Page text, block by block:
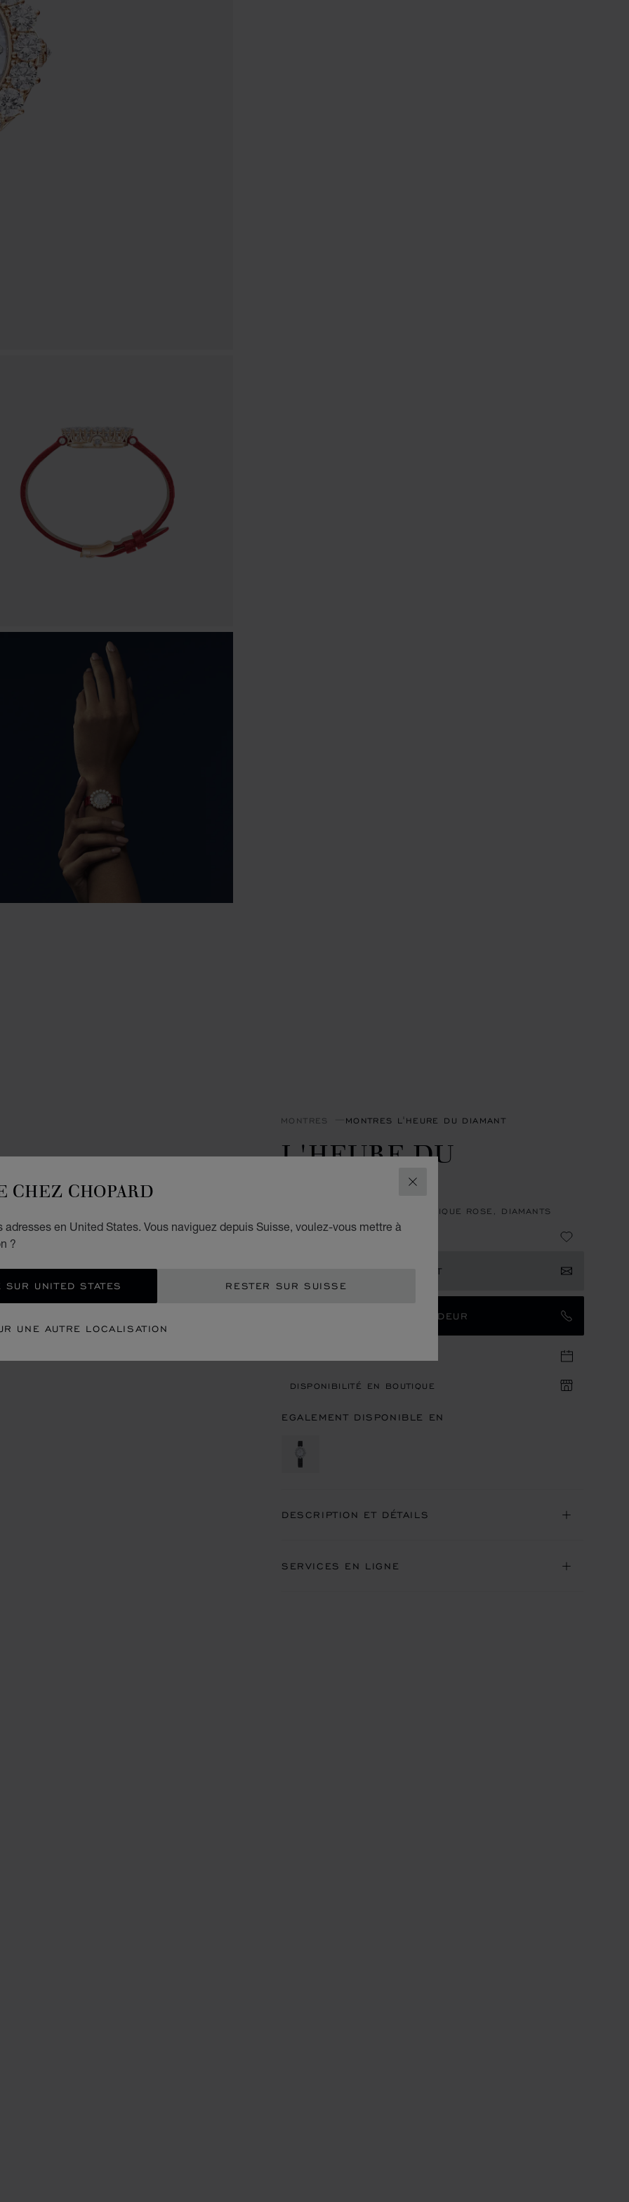
FERMER
CHEZ CHOPARD
adresses en United States. Vous naviguez depuis Suisse, voulez-vous mettre à
?
UNITED STATES RESTER SUR SUISSE
UNE AUTRE LOCALISATION
MONTRES MONTRES L'HEURE DU DIAMANT
L'HEURE DU
DIAMANT
30 X 27 MM, MANUEL, OR ÉTHIQUE ROSE, DIAMANTS
CHF 67,200
EXPRIMER VOTRE INTÉRÊT
CONTACTER UN AMBASSADEUR
DISPONIBILITÉ EN BOUTIQUE
EGALEMENT DISPONIBLE EN
DESCRIPTION ET DÉTAILS
SERVICES EN LIGNE